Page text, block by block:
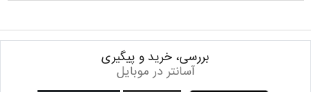
بررسی، خرید و پیگیری
آسانتر در موبایل